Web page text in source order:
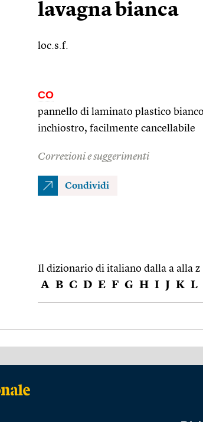
lavagna bianca
loc.s.f.
CO
pannello di laminato plastico
inchiostro, facilmente cancellabile
Correzioni e suggerimenti
Condividi
Il dizionario di italiano dalla a alla z
A B C D E F G H I J K L